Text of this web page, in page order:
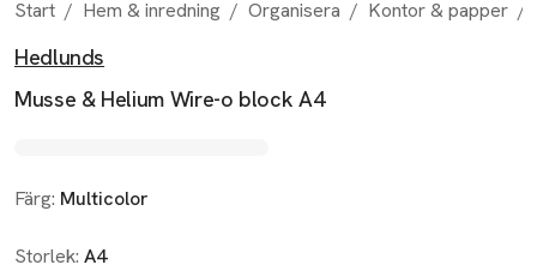
Start / Hem & inredning / Organisera / Kontor & papper /
Produktbilder
Hoppa över bildspelet
Hedlunds
Musse & Helium Wire-o block A4
Färg: Multicolor
Storlek: A4
Produktinformation